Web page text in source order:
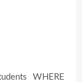
WHERE